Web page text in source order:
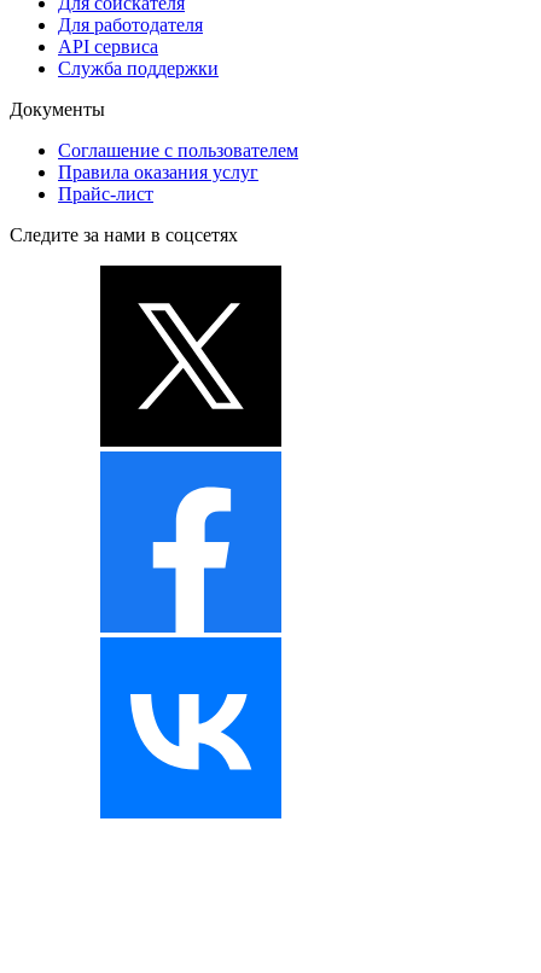
Для работодателя
API сервиса
Служба поддержки
Документы
Соглашение с пользователем
Правила оказания услуг
Прайс-лист
Следите за нами в соцсетях